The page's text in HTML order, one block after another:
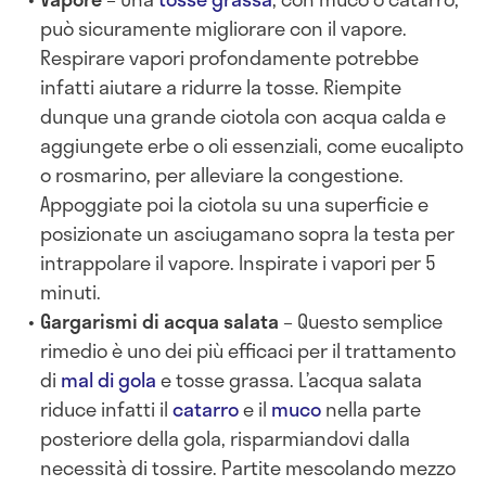
può sicuramente migliorare con il vapore.
Respirare vapori profondamente potrebbe
infatti aiutare a ridurre la tosse. Riempite
dunque una grande ciotola con acqua calda e
aggiungete erbe o oli essenziali, come eucalipto
o rosmarino, per alleviare la congestione.
Appoggiate poi la ciotola su una superficie e
posizionate un asciugamano sopra la testa per
intrappolare il vapore. Inspirate i vapori per 5
minuti.
Gargarismi di acqua salata – Questo semplice
rimedio è uno dei più efficaci per il trattamento
di mal di golae tosse grassa. L’acqua salata
riduce infatti ilcatarroe il muconella parte
posteriore della gola, risparmiandovi dalla
necessità di tossire. Partite mescolando mezzo